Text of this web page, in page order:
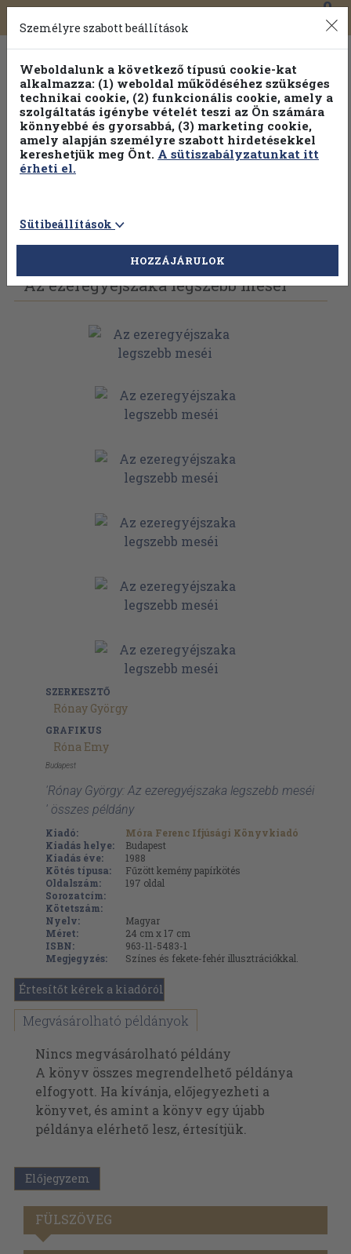
Toggle
navigation
0
Vissza az előző oldalra Válasszon példányt
Az ezeregyéjszaka legszebb meséi
SZERKESZTŐ
Rónay György
GRAFIKUS
Róna Emy
Budapest
'Rónay György: Az ezeregyéjszaka legszebb meséi
' összes példány
Kiadó:
Móra Ferenc Ifjúsági Könyvkiadó
Kiadás helye:
Budapest
Kiadás éve:
1988
Kötés típusa:
Fűzött kemény papírkötés
Oldalszám:
197 oldal
Sorozatcím:
Kötetszám:
Nyelv:
Magyar
Méret:
24 cm x 17 cm
ISBN:
963-11-5483-1
Megjegyzés:
Színes és fekete-fehér illusztrációkkal.
Értesítőt kérek a kiadóról
Megvásárolható példányok
Nincs megvásárolható példány
A könyv összes megrendelhető példánya
elfogyott. Ha kívánja, előjegyezheti a
könyvet, és amint a könyv egy újabb
példánya elérhető lesz, értesítjük.
Előjegyzem
FÜLSZÖVEG
Személyre szabott beállítások
Weboldalunk a következő típusú cookie-kat
alkalmazza: (1) weboldal működéséhez szükséges
technikai cookie, (2) funkcionális cookie, amely a
szolgáltatás igénybe vételét teszi az Ön számára
könnyebbé és gyorsabbá, (3) marketing cookie,
amely alapján személyre szabott hirdetésekkel
kereshetjük meg Önt. A sütiszabályzatunkat itt
érheti el.
Sütibeállítások
HOZZÁJÁRULOK